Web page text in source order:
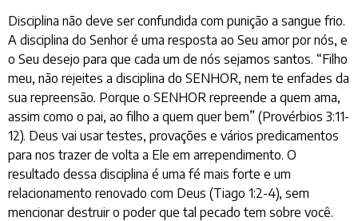
Disciplina não deve ser confundida com punição a sangue frio.
A disciplina do Senhor é uma resposta ao Seu amor por nós, e
o Seu desejo para que cada um de nós sejamos santos. “Filho
meu, não rejeites a disciplina do SENHOR, nem te enfades da
sua repreensão. Porque o SENHOR repreende a quem ama,
assim como o pai, ao filho a quem quer bem” (Provérbios 3:11-
12). Deus vai usar testes, provações e vários predicamentos
para nos trazer de volta a Ele em arrependimento. O
resultado dessa disciplina é uma fé mais forte e um
relacionamento renovado com Deus (Tiago 1:2-4), sem
mencionar destruir o poder que tal pecado tem sobre você.